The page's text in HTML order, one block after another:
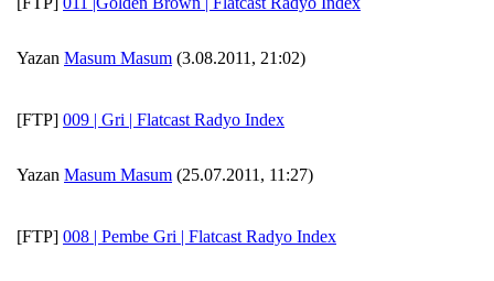
Yazan Masum Masum (3.08.2011, 21:02)
[FTP] 009 | Gri | Flatcast Radyo Index
Yazan Masum Masum (25.07.2011, 11:27)
[FTP] 008 | Pembe Gri | Flatcast Radyo Index